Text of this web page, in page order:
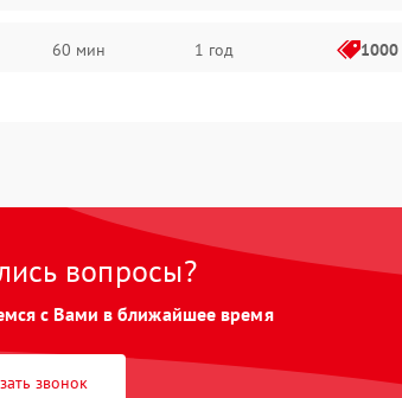
60 мин 1 год 1000
вопросы?
с Вами в ближайшее время
звонок